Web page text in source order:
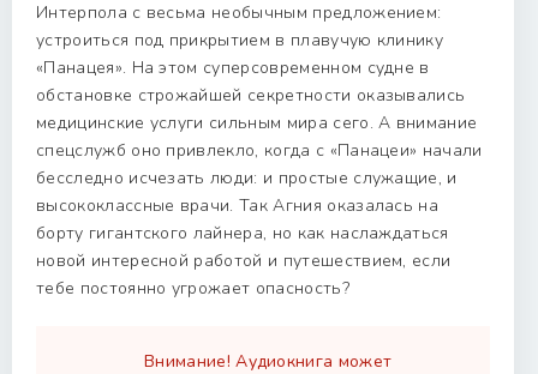
Интерпола с весьма необычным предложением:
устроиться под прикрытием в плавучую клинику
«Панацея». На этом суперсовременном судне в
обстановке строжайшей секретности оказывались
медицинские услуги сильным мира сего. А внимание
спецслужб оно привлекло, когда с «Панацеи» начали
бесследно исчезать люди: и простые служащие, и
высококлассные врачи. Так Агния оказалась на
борту гигантского лайнера, но как наслаждаться
новой интересной работой и путешествием, если
тебе постоянно угрожает опасность?
Внимание! Аудиокнига может